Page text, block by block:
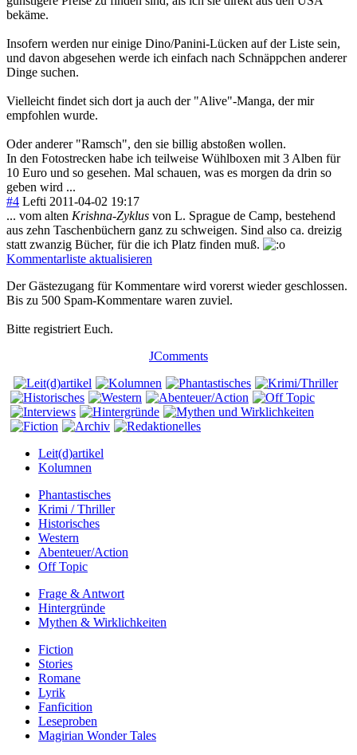
bekäme.
Insofern werden nur einige Dino/Panini-Lücken auf der Liste sein,
und davon abgesehen werde ich einfach nach Schnäppchen anderer
Dinge suchen.
Vielleicht findet sich dort ja auch der "Alive"-Manga, der mir
empfohlen wurde.
Oder anderer "Ramsch", den sie billig abstoßen wollen.
In den Fotostrecken habe ich teilweise Wühlboxen mit 3 Alben für
10 Euro und so gesehen. Mal schauen, was es morgen da drin so
geben wird ...
#4 Lefti 2011-04-02 19:17
... vom alten Krishna-Zyklus von L. Sprague de Camp, bestehend
aus zehn Taschenbüchern ganz zu schweigen. Sind also ca. dreizig
statt zwanzig Bücher, für die ich Platz finden muß.
Kommentarliste aktualisieren
Der Gästezugang für Kommentare wird vorerst wieder geschlossen.
Bis zu 500 Spam-Kommentare waren zuviel.
Bitte registriert Euch.
JComments
Leit(d)artikel
Kolumnen
Phantastisches
Krimi / Thriller
Historisches
Western
Abenteuer/Action
Off Topic
Frage & Antwort
Hintergründe
Mythen & Wirklichkeiten
Fiction
Stories
Romane
Lyrik
Fanficition
Leseproben
Magirian Wonder Tales